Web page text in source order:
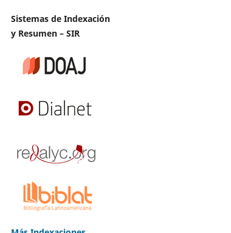
Sistemas de Indexación
y Resumen – SIR